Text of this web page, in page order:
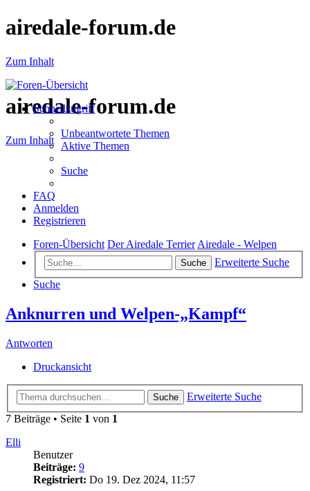
airedale-forum.de
Zum Inhalt
airedale-forum.de
Zum Inhalt
Schnellzugriff
Unbeantwortete Themen
Aktive Themen
Suche
FAQ
Anmelden
Registrieren
Foren-Übersicht Der Airedale Terrier Airedale - Welpen
Suche
Erweiterte Suche
Suche
Anknurren und Welpen-„Kampf“
Antworten
Druckansicht
Suche
Erweiterte Suche
7 Beiträge • Seite 1 von 1
Elli
Benutzer
Beiträge: 9
Registriert: Do 19. Dez 2024, 11:57